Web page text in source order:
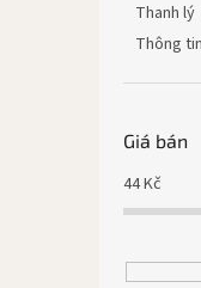
Thanh lý
Thông
Giá bán
44Kč